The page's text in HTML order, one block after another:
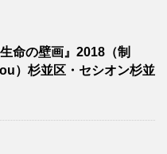
命の壁画』2018（制
）杉並区・セシオン杉並